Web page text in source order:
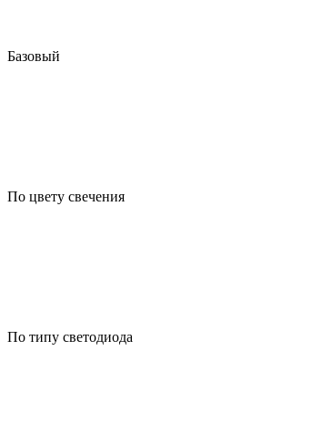
Базовый
По цвету свечения
По типу светодиода